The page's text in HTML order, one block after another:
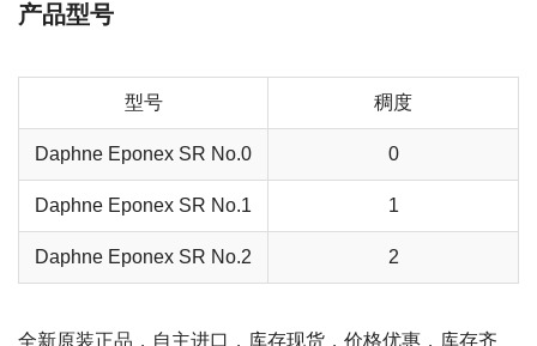
产品型号
型号 稠度
Daphne Eponex SR No.0 0
Daphne Eponex SR No.1 1
Daphne Eponex SR No.2 2
全新原装正品，自主进口，库存现货，价格优惠，库存齐